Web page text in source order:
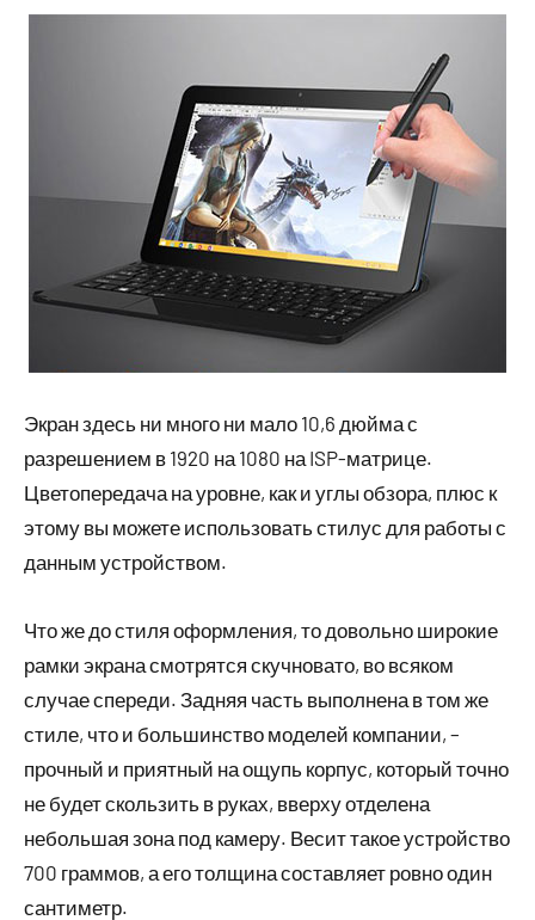
Экран здесь ни много ни мало 10,6 дюйма с
разрешением в 1920 на 1080 на ISP-матрице.
Цветопередача на уровне, как и углы обзора, плюс к
этому вы можете использовать стилус для работы с
данным устройством.
Что же до стиля оформления, то довольно широкие
рамки экрана смотрятся скучновато, во всяком
случае спереди. Задняя часть выполнена в том же
стиле, что и большинство моделей компании, –
прочный и приятный на ощупь корпус, который точно
не будет скользить в руках, вверху отделена
небольшая зона под камеру. Весит такое устройство
700 граммов, а его толщина составляет ровно один
сантиметр.